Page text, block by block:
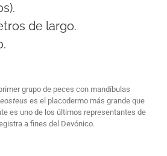
de largo.
grupo de peces con mandíbulas
es el placodermo más grande que
es uno de los últimos representantes de
a fines del Devónico.